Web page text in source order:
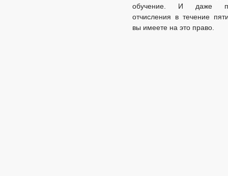
обучение. И даже
отчисления в течение
вы имеете на это право.